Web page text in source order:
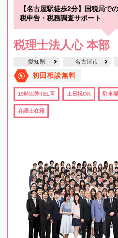
【名古屋駅徒歩2分】国税局で
税申告・税務調査サポート
税理士法人心 本部
愛知県 名古屋市
初回相談無料
19時以降TEL可 土日祝OK 駐車
弁護士在籍